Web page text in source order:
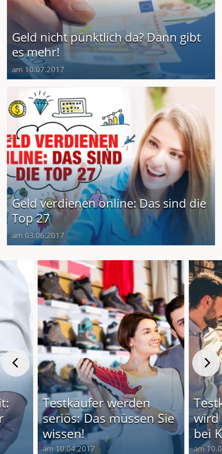
Geld nicht pünktlich da? Dann gibt
es mehr!
am 10.07.2017
Geld verdienen online: Das sind die
Top 27
am 03.06.2017
Testkäufer werden
seriös: Das müssen Sie
wissen!
am 10.04.2017
wird
bei
am